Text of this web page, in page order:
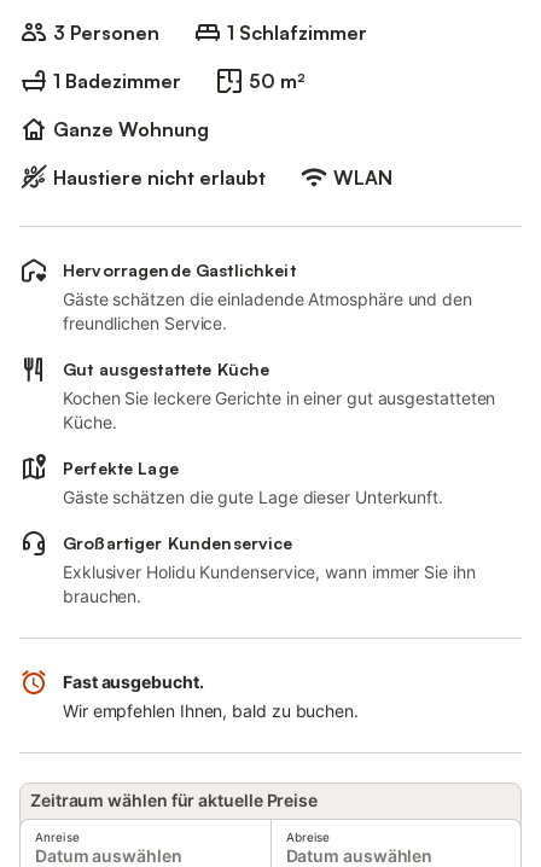
3 Personen
1 Schlafzimmer
1 Badezimmer
50 m²
Ganze Wohnung
Haustiere nicht erlaubt
WLAN
Hervorragende Gastlichkeit
Gäste schätzen die einladende Atmosphäre und den
freundlichen Service.
Gut ausgestattete Küche
Kochen Sie leckere Gerichte in einer gut ausgestatteten
Küche.
Perfekte Lage
Gäste schätzen die gute Lage dieser Unterkunft.
Großartiger Kundenservice
Exklusiver Holidu Kundenservice, wann immer Sie ihn
brauchen.
Fast ausgebucht.
Wir empfehlen Ihnen, bald zu buchen.
Zeitraum wählen für aktuelle Preise
Anreise
Datum auswählen
Abreise
Datum auswählen